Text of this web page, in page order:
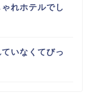
れホテルでし
いなくてびっ